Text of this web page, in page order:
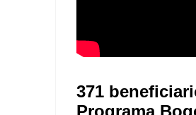
371